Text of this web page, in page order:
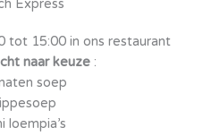
Express
tot 15:00 in ons restaurant
naar keuze :
soep
loempia’s